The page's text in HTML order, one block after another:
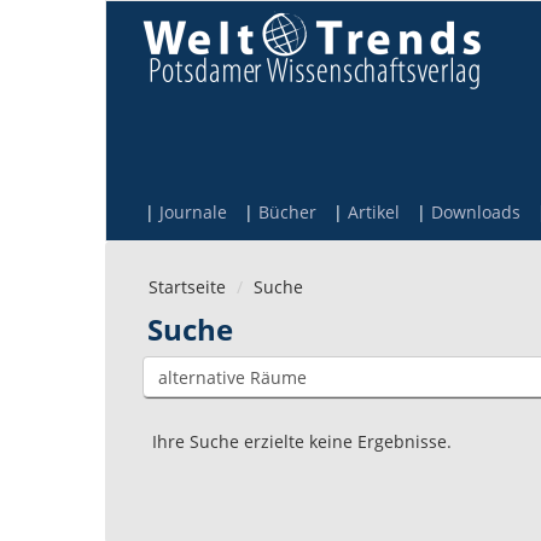
Journale Bücher Artikel Downloads
Startseite Suche
Suche
Ihre Suche erzielte keine Ergebnisse.